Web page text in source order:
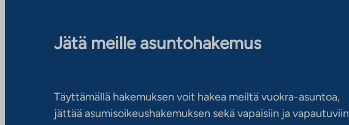
Jätä meille asuntohakemus
Täyttämällä hakemuksen voit hakea meiltä vuokra-asuntoa,
jättää asumisoikeushakemuksen sekä vapaisiin ja vapautuviin